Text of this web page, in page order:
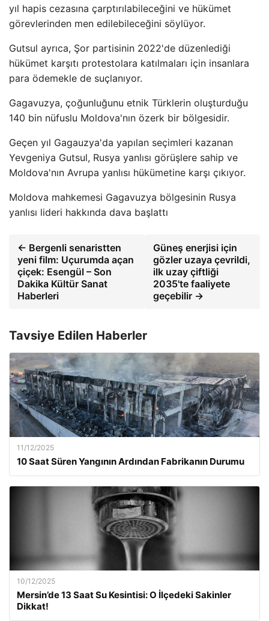
yıl hapis cezasına çarptırılabileceğini ve hükümet
görevlerinden men edilebileceğini söylüyor.
Gutsul ayrıca, Şor partisinin 2022'de düzenlediği
hükümet karşıtı protestolara katılmaları için insanlara
para ödemekle de suçlanıyor.
Gagavuzya, çoğunluğunu etnik Türklerin oluşturduğu
140 bin nüfuslu Moldova'nın özerk bir bölgesidir.
Geçen yıl Gagauzya'da yapılan seçimleri kazanan
Yevgeniya Gutsul, Rusya yanlısı görüşlere sahip ve
Moldova'nın Avrupa yanlısı hükümetine karşı çıkıyor.
Moldova mahkemesi Gagavuzya bölgesinin Rusya
yanlısı lideri hakkında dava başlattı
← Bergenli senaristten
yeni film: Uçurumda açan
çiçek: Esengül – Son
Dakika Kültür Sanat
Haberleri
Güneş enerjisi için
gözler uzaya çevrildi,
ilk uzay çiftliği
2035'te faaliyete
geçebilir →
Tavsiye Edilen Haberler
11/12/2025
10 Saat Süren Yangının Ardından Fabrikanın Durumu
10/12/2025
Mersin’de 13 Saat Su Kesintisi: O İlçedeki Sakinler
Dikkat!